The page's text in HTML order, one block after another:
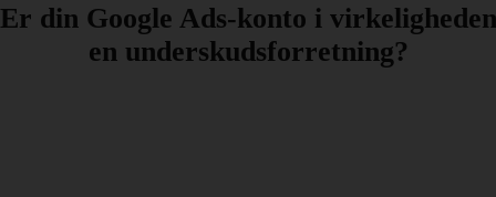
Er din Google Ads-konto i virkeligheden
en underskudsforretning?